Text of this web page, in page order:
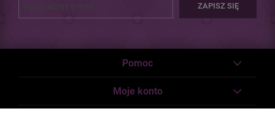
ZAPISZ SIĘ
Pomoc
Moje konto